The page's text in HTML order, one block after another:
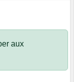
aux